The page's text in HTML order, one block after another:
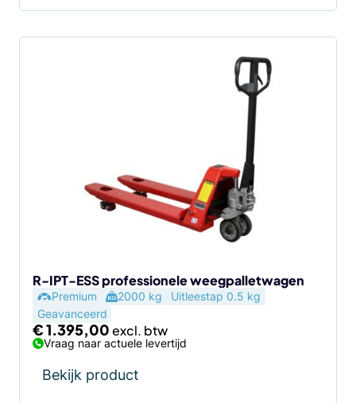
R-IPT-ESS professionele weegpalletwagen
Premium 2000 kg
Uitleestap 0.5 kg
Geavanceerd
€1.395,00
Vraag naar actuele levertijd
Bekijk product